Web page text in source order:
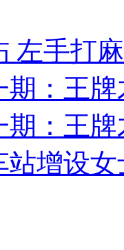
夜将其击毙
打脚踢
左手打
期：王
期：王
站增设